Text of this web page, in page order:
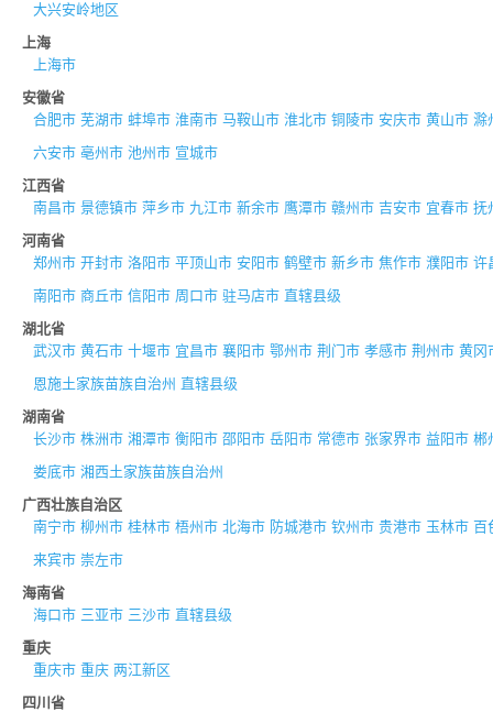
大兴安岭地区
上海
上海市
安徽省
合肥市 芜湖市 蚌埠市 淮南市 马鞍山市 淮北市 铜陵市 安庆市 黄山市 滁
六安市 亳州市 池州市 宣城市
江西省
南昌市 景德镇市 萍乡市 九江市 新余市 鹰潭市 赣州市 吉安市 宜春市 抚
河南省
郑州市 开封市 洛阳市 平顶山市 安阳市 鹤壁市 新乡市 焦作市 濮阳市 许
南阳市 商丘市 信阳市 周口市 驻马店市 直辖县级
湖北省
武汉市 黄石市 十堰市 宜昌市 襄阳市 鄂州市 荆门市 孝感市 荆州市 黄冈
恩施土家族苗族自治州 直辖县级
湖南省
长沙市 株洲市 湘潭市 衡阳市 邵阳市 岳阳市 常德市 张家界市 益阳市 郴
娄底市 湘西土家族苗族自治州
广西壮族自治区
南宁市 柳州市 桂林市 梧州市 北海市 防城港市 钦州市 贵港市 玉林市 百
来宾市 崇左市
海南省
海口市 三亚市 三沙市 直辖县级
重庆
重庆市 重庆 两江新区
四川省